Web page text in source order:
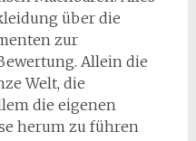
über die
zur
Allein die
Welt, die
die eigenen
herum zu führen